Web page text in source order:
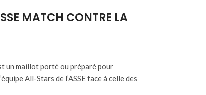
MATCH CONTRE LA
un maillot porté ou préparé pour
All-Stars de l’ASSE face à celle des